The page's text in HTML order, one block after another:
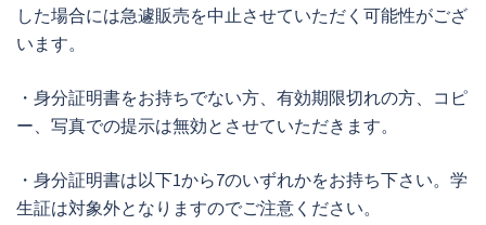
した場合には急遽販売を中止させていただく可能性がござ
います。
・身分証明書をお持ちでない方、有効期限切れの方、コピ
ー、写真での提示は無効とさせていただきます。
・身分証明書は以下1から7のいずれかをお持ち下さい。学
生証は対象外となりますのでご注意ください。